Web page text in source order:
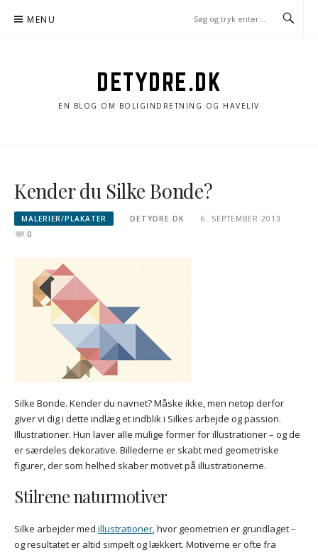
MENU
DETYDRE.DK
EN BLOG OM BOLIGINDRETNING OG HAVELIV
Kender du Silke Bonde?
MALERIER/PLAKATER DETYDRE.DK
6. SEPTEMBER 2013
0
Silke Bonde. Kender du navnet? Måske ikke, men netop derfor
giver vi dig i dette indlæg et indblik i Silkes arbejde og passion.
Illustrationer. Hun laver alle mulige former for illustrationer – og de
er særdeles dekorative. Billederne er skabt med geometriske
figurer, der som helhed skaber motivet på illustrationerne.
Stilrene naturmotiver
Silke arbejder med illustrationer, hvor geometrien er grundlaget –
og resultatet er altid simpelt og lækkert. Motiverne er ofte fra